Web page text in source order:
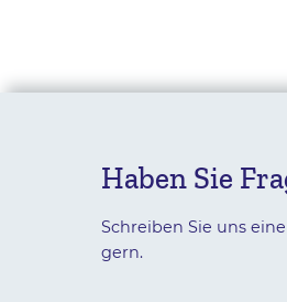
Haben Sie
Schreiben Sie uns
gern.